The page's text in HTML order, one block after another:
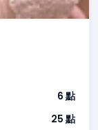
6 點
25 點